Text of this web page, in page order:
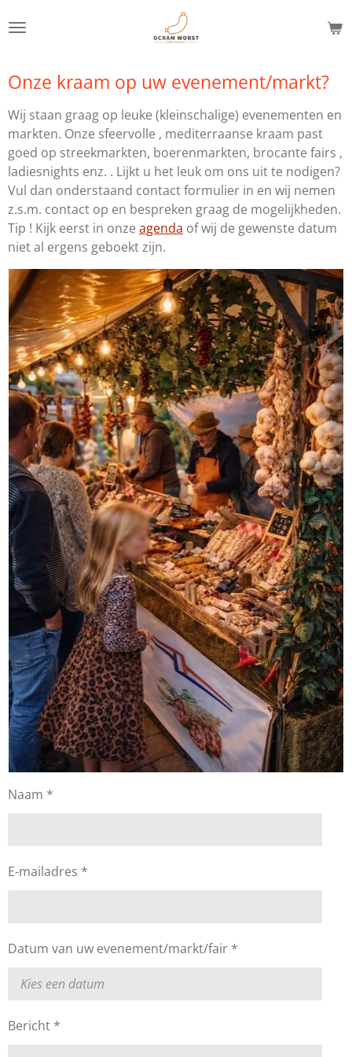
direct
de
hoofdinhoud
Onze kraam op uw evenement/markt?
Wij staan graag op leuke (kleinschalige) evenementen en
markten. Onze sfeervolle , mediterraanse kraam past
goed op streekmarkten, boerenmarkten, brocante fairs ,
ladiesnights enz. . Lijkt u het leuk om ons uit te nodigen?
Vul dan onderstaand contact formulier in en wij nemen
z.s.m. contact op en bespreken graag de mogelijkheden.
Tip ! Kijk eerst in onze agenda of wij de gewenste datum
niet al ergens geboekt zijn.
Naam *
E-mailadres *
Datum van uw evenement/markt/fair *
Bericht *